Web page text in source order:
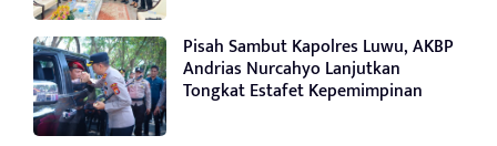
Pisah Sambut Kapolres Luwu, AKBP
Andrias Nurcahyo Lanjutkan
Tongkat Estafet Kepemimpinan